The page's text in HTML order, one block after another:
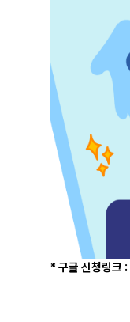
* 구글 신청링크 :